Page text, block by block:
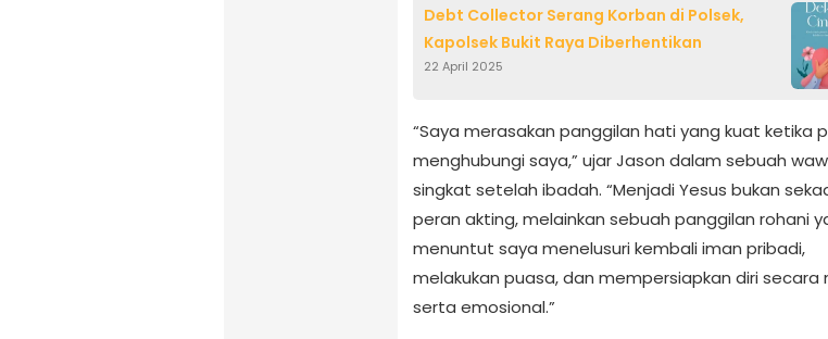
Debt Collector Serang Korban di Polsek,
Kapolsek Bukit Raya Diberhentikan
22 April 2025
“Saya merasakan panggilan hati yang kuat ketika
menghubungi saya,” ujar Jason dalam sebuah
singkat setelah ibadah. “Menjadi Yesus bukan
peran akting, melainkan sebuah panggilan rohani
menuntut saya menelusuri kembali iman pribadi,
melakukan puasa, dan mempersiapkan diri secara
serta emosional.”